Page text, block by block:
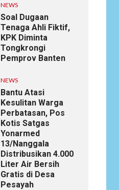
NEWS
Soal Dugaan
Tenaga Ahli Fiktif,
KPK Diminta
Tongkrongi
Pemprov Banten
NEWS
Bantu Atasi
Kesulitan Warga
Perbatasan, Pos
Kotis Satgas
Yonarmed
13/Nanggala
Distribusikan 4.000
Liter Air Bersih
Gratis di Desa
Pesayah